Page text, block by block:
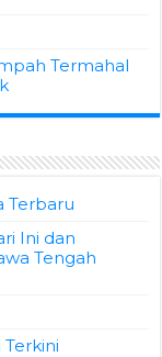
Termahal
Terbaru
Ini dan
Tengah